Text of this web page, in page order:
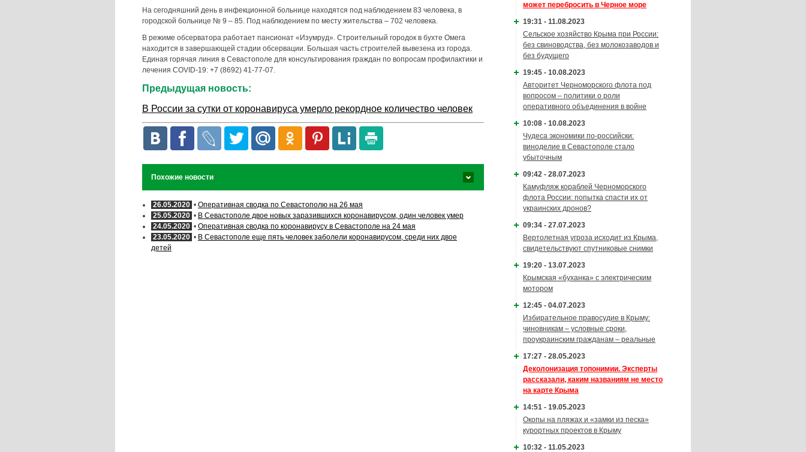
На сегодняшний день в инфекционной больнице находятся под наблюдением 83 человека, в
городской больнице № 9 – 85. Под наблюдением по месту жительства – 702 человека.
В режиме обсерватора работает пансионат «Изумруд». Строительный городок в бухте Омега
находится в завершающей стадии обсервации. Большая часть строителей вывезена из города.
Единая горячая линия в Севастополе для консультирования граждан по вопросам профилактики и
лечения COVID-19: +7 (8692) 41-77-07.
Предыдущая новость:
В России за сутки от коронавируса умерло рекордное количество человек
Похожие новости
26.05.2020 • Оперативная сводка по Севастополю на 26 мая
25.05.2020 • В Севастополе двое новых заразившихся коронавирусом, один человек умер
24.05.2020 • Оперативная сводка по коронавирусу в Севастополе на 24 мая
23.05.2020 • В Севастополе еще пять человек заболели коронавирусом, среди них двое
детей
может перебросить в Черное море
19:31 - 11.08.2023
Сельское хозяйство Крыма при России:
без свиноводства, без молокозаводов и
без будущего
19:45 - 10.08.2023
Авторитет Черноморского флота под
вопросом – политики о роли
оперативного объединения в войне
10:08 - 10.08.2023
Чудеса экономики по-российски:
виноделие в Севастополе стало
убыточным
09:42 - 28.07.2023
Камуфляж кораблей Черноморского
флота России: попытка спасти их от
украинских дронов?
09:34 - 27.07.2023
Вертолетная угроза исходит из Крыма,
свидетельствуют спутниковые снимки
19:20 - 13.07.2023
Крымская «буханка» с электрическим
мотором
12:45 - 04.07.2023
Избирательное правосудие в Крыму:
чиновникам – условные сроки,
проукраинским гражданам – реальные
17:27 - 28.05.2023
Деколонизация топонимии. Эксперты
рассказали, каким названиям не место
на карте Крыма
14:51 - 19.05.2023
Окопы на пляжах и «замки из песка»
курортных проектов в Крыму
10:32 - 11.05.2023